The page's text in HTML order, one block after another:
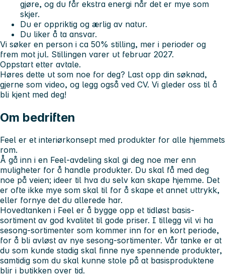
gjøre, og du får ekstra energi når det er mye som
skjer.
Du er oppriktig og ærlig av natur.
Du liker å ta ansvar.
Vi søker en person i ca 50% stilling, mer i perioder og
frem mot jul. Stillingen varer ut februar 2027.
Oppstart etter avtale.
Høres dette ut som noe for deg? Last opp din søknad,
gjerne som video, og legg også ved CV. Vi gleder oss til å
bli kjent med deg!
Om bedriften
Feel er et interiørkonsept med produkter for alle hjemmets
rom.
Å gå inn i en Feel-avdeling skal gi deg noe mer enn
muligheter for å handle produkter. Du skal få med deg
noe på veien; ideer til hva du selv kan skape hjemme. Det
er ofte ikke mye som skal til for å skape et annet uttrykk,
eller fornye det du allerede har.
Hovedtanken i Feel er å bygge opp et tidløst basis-
sortiment av god kvalitet til gode priser. I tillegg vil vi ha
sesong-sortimenter som kommer inn for en kort periode,
for å bli avløst av nye sesong-sortimenter. Vår tanke er at
du som kunde stadig skal finne nye spennende produkter,
samtidig som du skal kunne stole på at basisproduktene
blir i butikken over tid.